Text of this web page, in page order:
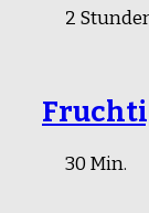
2
30 Min.